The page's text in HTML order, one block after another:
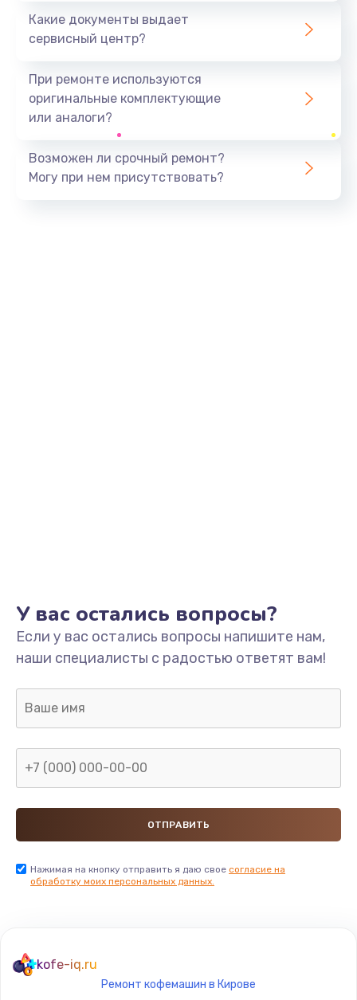
Какие документы выдает
сервисный центр?
При ремонте используются
оригинальные комплектующие
или аналоги?
Возможен ли срочный ремонт?
Могу при нем присутствовать?
У вас остались вопросы?
Если у вас остались вопросы напишите нам,
наши специалисты с радостью ответят вам!
Нажимая на кнопку отправить я даю свое согласие на
обработку моих персональных данных.
kofe-iq.ru
Ремонт кофемашин в Кирове